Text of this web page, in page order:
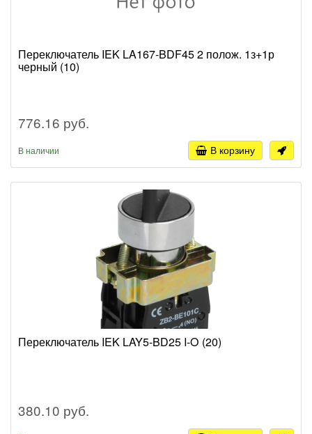
Переключатель IEK LA167-BDF45 2 полож. 1з+1р
черный (10)
776.16 руб.
В наличии В корзину
Переключатель IEK LAY5-BD25 I-O (20)
380.10 руб.